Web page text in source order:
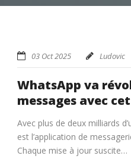
03 Oct 2025 Ludovic
WhatsApp va
messages avec
Avec plus de deux milliards
est l’application de
Chaque mise à jour suscite…